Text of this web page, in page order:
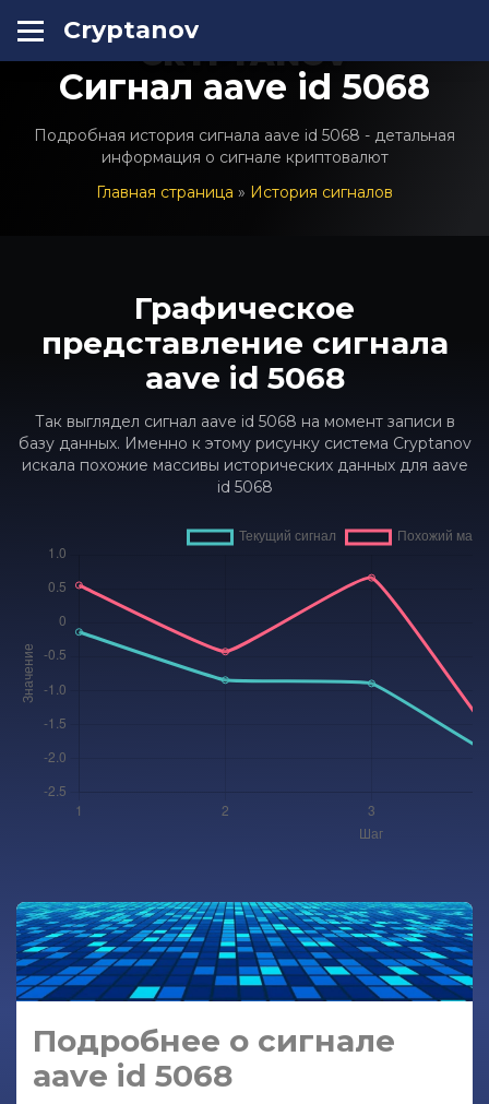
Cryptanov
CRYPTANOV
Сигнал aave id 5068
Подробная история сигнала aave id 5068 - детальная
информация о сигнале криптовалют
Главная страница » История сигналов
Графическое
представление сигнала
aave id 5068
Так выглядел сигнал aave id 5068 на момент записи в
базу данных. Именно к этому рисунку система Cryptanov
искала похожие массивы исторических данных для aave
id 5068
Подробнее о сигнале
aave id 5068